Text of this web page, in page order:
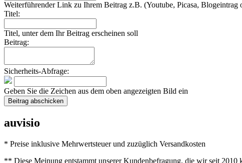
Weiterführender Link zu Ihrem Beitrag z.B. (Youtube, Picasa, Blogeintrag
Titel:
Titel, unter dem Ihr Beitrag erscheinen soll
Beitrag:
Sicherheits-Abfrage:
Geben Sie die Zeichen aus dem oben angezeigten Bild ein
auvisio
* Preise inklusive Mehrwertsteuer und zuzüglich Versandkosten
** Diese Meinung entstammt unserer Kundenbefragung, die wir seit